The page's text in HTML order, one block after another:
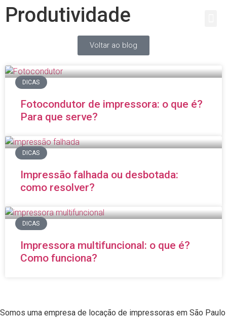
Produtividade
Voltar ao blog
DICAS
Fotocondutor de impressora: o que é?
Para que serve?
DICAS
Impressão falhada ou desbotada:
como resolver?
DICAS
Impressora multifuncional: o que é?
Como funciona?
Somos uma empresa de locação de impressoras em São Paulo